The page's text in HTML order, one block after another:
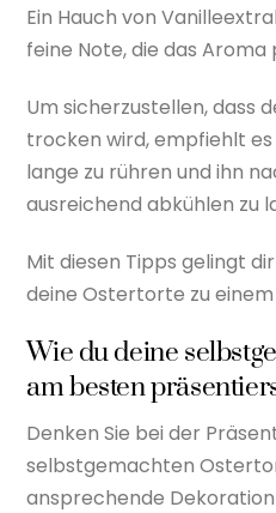
Ein Hauch von
feine Note, die das
Um sicherzustellen, dass
trocken wird, empfiehlt es
lange zu rühren und ihn
ausreichend abkühlen zu
Mit diesen Tipps gelingt
deine Ostertorte zu
Wie du deine
am besten
Denken Sie bei der
selbstgemachten
ansprechende